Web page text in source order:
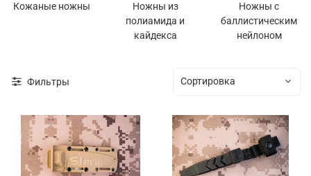
Кожаные ножны
Ножны из
полиамида и
кайдекса
Ножны с
баллистическим
нейлоном
Фильтры